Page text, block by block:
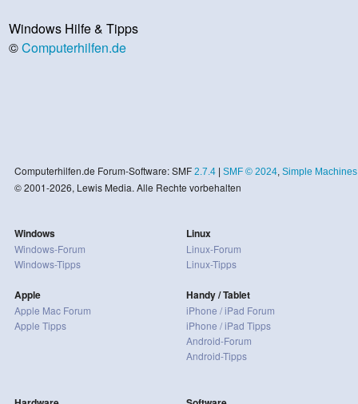
Windows Hilfe & Tipps
©Computerhilfen.de
Computerhilfen.de Forum-Software: SMF 2.7.4| SMF © 2024, Simple Machines
© 2001-2026, Lewis Media. Alle Rechte vorbehalten
Windows
Windows-Forum
Windows-Tipps
Apple
Apple Mac Forum
Apple Tipps
Linux
Linux-Forum
Linux-Tipps
Handy / Tablet
iPhone / iPad Forum
iPhone / iPad Tipps
Android-Forum
Android-Tipps